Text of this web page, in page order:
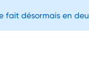
fait désormais en